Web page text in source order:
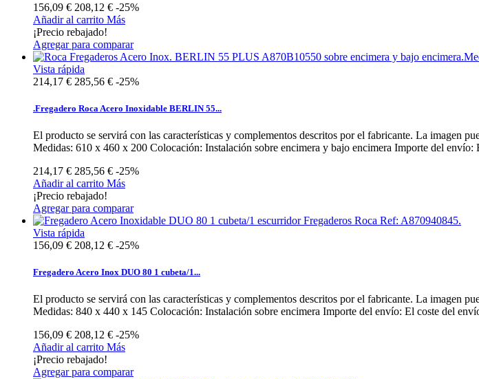
156,09 € 208,12 € -25%
Añadir al carrito Más
¡Precio rebajado!
Agregar para comparar
Vista rápida
214,17 € 285,56 € -25%
.Fregadero Roca Acero Inoxidable BERLIN 55...
El producto se servirá con las características y complementos descritos por el fabricante. La
Medidas: 610 x 460 x 200 Colocación: Instalación sobre encimera y bajo encimera Importe del envío:
214,17 € 285,56 € -25%
Añadir al carrito Más
¡Precio rebajado!
Agregar para comparar
Vista rápida
156,09 € 208,12 € -25%
Fregadero Acero Inox DUO 80 1 cubeta/1...
El producto se servirá con las características y complementos descritos por el fabricante. La imagen
Medidas: 840 x 440 x 145 Colocación: Instalación sobre encimera Importe del envío: El coste del
156,09 € 208,12 € -25%
Añadir al carrito Más
¡Precio rebajado!
Agregar para comparar